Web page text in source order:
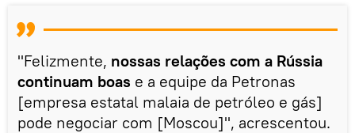
"Felizmente, nossas relações com a Rússia
continuam boas e a equipe da Petronas
[empresa estatal malaia de petróleo e gás]
pode negociar com [Moscou]", acrescentou.